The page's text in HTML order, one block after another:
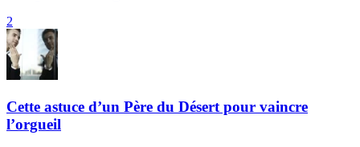
2
Cette astuce d’un Père du Désert pour vaincre
l’orgueil